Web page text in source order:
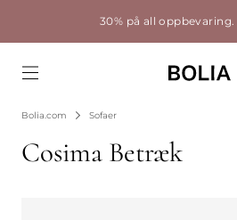
30% på all oppbevaring.
Bolia.com Sofaer
Cosima Betræk